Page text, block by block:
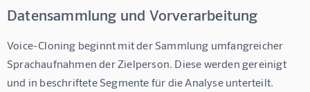
Datensammlung und Vorverarbeitung
Voice-Cloning beginnt mit der Sammlung umfangreicher
Sprachaufnahmen der Zielperson. Diese werden gereinigt
und in beschriftete Segmente für die Analyse unterteilt.